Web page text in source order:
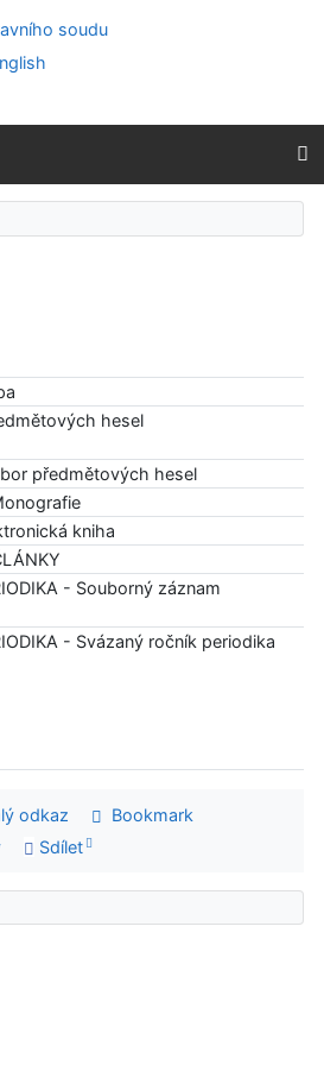
přístupnosti
hesel
předmětových hesel
kniha
- Souborný záznam
- Svázaný ročník periodika
odkaz
Bookmark
Sdílet